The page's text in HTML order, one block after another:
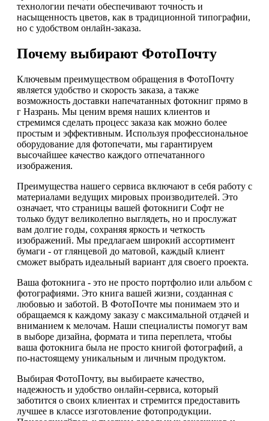
технологии печати обеспечивают точность и
насыщенность цветов, как в традиционной типографии,
но с удобством онлайн-заказа.
Почему выбирают ФотоПочту
Ключевым преимуществом обращения в ФотоПочту
является удобство и скорость заказа, а также
возможность доставки напечатанных фотокниг прямо в
г Назрань. Мы ценим время наших клиентов и
стремимся сделать процесс заказа как можно более
простым и эффективным. Используя профессиональное
оборудование для фотопечати, мы гарантируем
высочайшее качество каждого отпечатанного
изображения.
Преимущества нашего сервиса включают в себя работу с
материалами ведущих мировых производителей. Это
означает, что страницы вашей фотокниги Софт не
только будут великолепно выглядеть, но и прослужат
вам долгие годы, сохраняя яркость и четкость
изображений. Мы предлагаем широкий ассортимент
бумаги - от глянцевой до матовой, каждый клиент
сможет выбрать идеальный вариант для своего проекта.
Ваша фотокнига - это не просто портфолио или альбом с
фотографиями. Это книга вашей жизни, созданная с
любовью и заботой. В ФотоПочте мы понимаем это и
обращаемся к каждому заказу с максимальной отдачей и
вниманием к мелочам. Наши специалисты помогут вам
в выборе дизайна, формата и типа переплета, чтобы
ваша фотокнига была не просто книгой фотографий, а
по-настоящему уникальным и личным продуктом.
Выбирая ФотоПочту, вы выбираете качество,
надежность и удобство онлайн-сервиса, который
заботится о своих клиентах и стремится предоставить
лучшее в классе изготовление фотопродукции.